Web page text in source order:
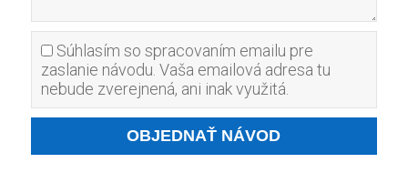
Súhlasím so spracovaním emailu pre
zaslanie návodu. Vaša emailová adresa tu
nebude zverejnená, ani inak využitá.